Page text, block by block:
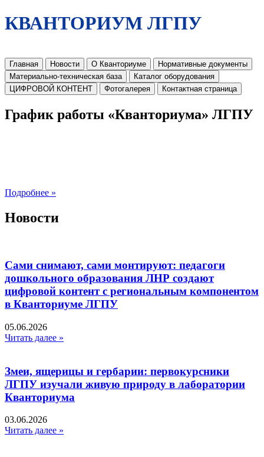
КВАНТОРИУМ ЛГПУ
Главная Новости О Кванториуме
Нормативные документы
Материально-техническая база
Каталог оборудования
ЦИФРОВОЙ КОНТЕНТ
Фотогалерея Контактная страница
График работы «Кванториума» ЛГПУ
Подробнее »
Новости
Сами снимают, сами монтируют: педагоги
дошкольного образования ЛНР создают
цифровой контент с региональным компонентом
в Кванториуме ЛГПУ​
05.06.2026
Читать далее »
Змеи, ящерицы и гербарии: первокурсники
ЛГПУ изучали живую природу в лаборатории
Кванториума
03.06.2026
Читать далее »